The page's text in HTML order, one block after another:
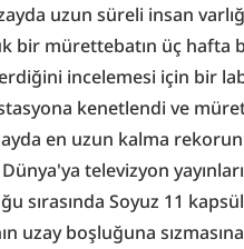
uzun süreli insan
bir mürettebatın üç hafta
incelemesi için bir
kenetlendi ve
en uzun kalma
televizyon
sırasında Soyuz 11
uzay boşluğuna